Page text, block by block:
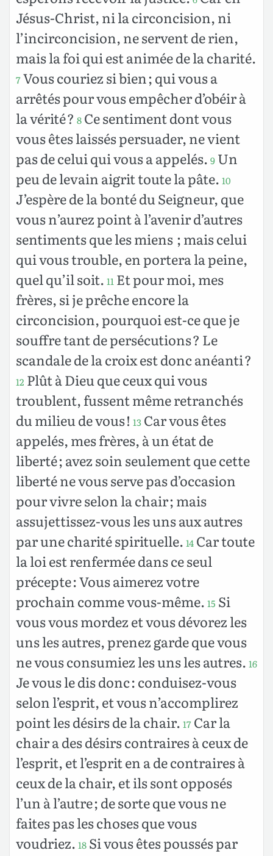
Jésus-Christ, ni la circoncision, ni
l’incirconcision, ne servent de rien,
mais la foi qui est animée de la charité.
7Vous couriez si bien ; qui vous a
arrêtés pour vous empêcher d’obéir à
la vérité ? 8 Ce sentiment dont vous
vous êtes laissés persuader, ne vient
pas de celui qui vous a appelés. 9 Un
peu de levain aigrit toute la pâte. 10
J’espère de la bonté du Seigneur, que
vous n’aurez point à l’avenir d’autres
sentiments que les miens ; mais celui
qui vous trouble, en portera la peine,
quel qu’il soit. 11 Et pour moi, mes
frères, si je prêche encore la
circoncision, pourquoi est-ce que je
souffre tant de persécutions ? Le
scandale de la croix est donc anéanti ?
12 Plût à Dieu que ceux qui vous
troublent, fussent même retranchés
du milieu de vous ! 13 Car vous êtes
appelés, mes frères, à un état de
liberté ; avez soin seulement que cette
liberté ne vous serve pas d’occasion
pour vivre selon la chair ; mais
assujettissez-vous les uns aux autres
par une charité spirituelle. 14 Car toute
la loi est renfermée dans ce seul
précepte : Vous aimerez votre
prochain comme vous-même. 15 Si
vous vous mordez et vous dévorez les
uns les autres, prenez garde que vous
ne vous consumiez les uns les autres. 16
Je vous le dis donc : conduisez-vous
selon l’esprit, et vous n’accomplirez
point les désirs de la chair. 17 Car la
chair a des désirs contraires à ceux de
l’esprit, et l’esprit en a de contraires à
ceux de la chair, et ils sont opposés
l’un à l’autre ; de sorte que vous ne
faites pas les choses que vous
voudriez. 18 Si vous êtes poussés par